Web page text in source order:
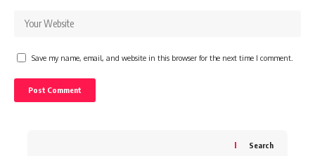
Save my name, email, and website in this browser for the next time I comment.
Search